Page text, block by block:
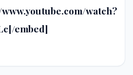
watch?
embed]